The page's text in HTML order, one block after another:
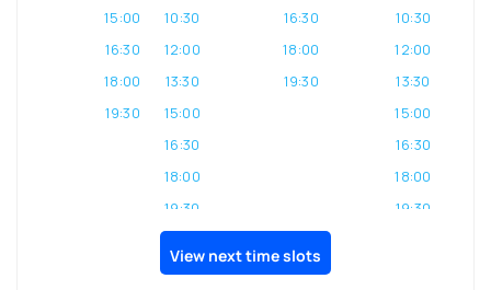
15:00
16:30
18:00
19:30
10:30
12:00
13:30
15:00
16:30
18:00
19:30
16:30
18:00
19:30
10:30
12:00
13:30
15:00
16:30
18:00
19:30
View next time slots